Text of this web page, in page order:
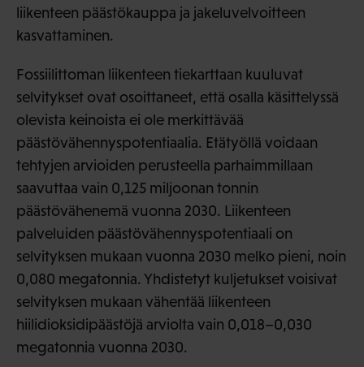
liikenteen päästökauppa ja jakeluvelvoitteen
kasvattaminen.
Fossiilittoman liikenteen tiekarttaan kuuluvat
selvitykset ovat osoittaneet, että osalla käsittelyssä
olevista keinoista ei ole merkittävää
päästövähennyspotentiaalia. Etätyöllä voidaan
tehtyjen arvioiden perusteella parhaimmillaan
saavuttaa vain 0,125 miljoonan tonnin
päästövähenemä vuonna 2030. Liikenteen
palveluiden päästövähennyspotentiaali on
selvityksen mukaan vuonna 2030 melko pieni, noin
0,080 megatonnia. Yhdistetyt kuljetukset voisivat
selvityksen mukaan vähentää liikenteen
hiilidioksidipäästöjä arviolta vain 0,018–0,030
megatonnia vuonna 2030.